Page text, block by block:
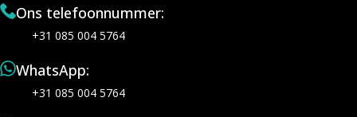
Ons telefoonnummer:
+31 085 004 5764
WhatsApp:
+31 085 004 5764